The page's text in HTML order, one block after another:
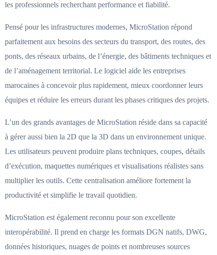
les professionnels recherchant performance et fiabilité.
Pensé pour les infrastructures modernes, MicroStation répond
parfaitement aux besoins des secteurs du transport, des routes, des
ponts, des réseaux urbains, de l’énergie, des bâtiments techniques et
de l’aménagement territorial. Le logiciel aide les entreprises
marocaines à concevoir plus rapidement, mieux coordonner leurs
équipes et réduire les erreurs durant les phases critiques des projets.
L’un des grands avantages de MicroStation réside dans sa capacité
à gérer aussi bien la 2D que la 3D dans un environnement unique.
Les utilisateurs peuvent produire plans techniques, coupes, détails
d’exécution, maquettes numériques et visualisations réalistes sans
multiplier les outils. Cette centralisation améliore fortement la
productivité et simplifie le travail quotidien.
MicroStation est également reconnu pour son excellente
interopérabilité. Il prend en charge les formats DGN natifs, DWG,
données historiques, nuages de points et nombreuses sources